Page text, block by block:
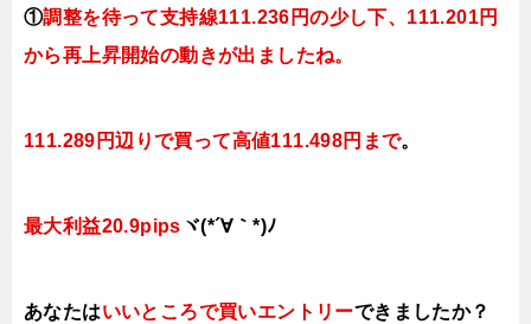
①調整を待って支持線111.236円の少し下、111.201円
から再上昇開始の動きが出ましたね。
111.289円辺りで買って高値111.498円まで。
最大利益20.9pips ヾ(*´∀｀*)ﾉ
あなたはいいところで買いエントリーできましたか？